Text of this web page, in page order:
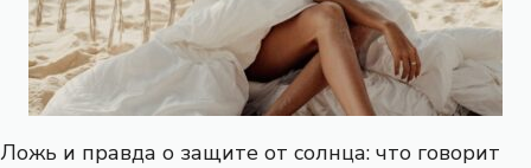
Ложь и правда о защите от солнца: что говорит